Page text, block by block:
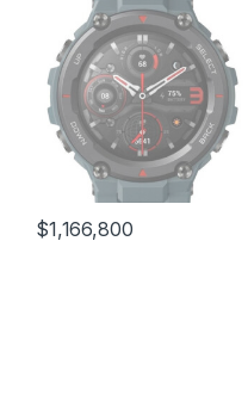
Malla Steel Blue De Silicona
$1,166,800